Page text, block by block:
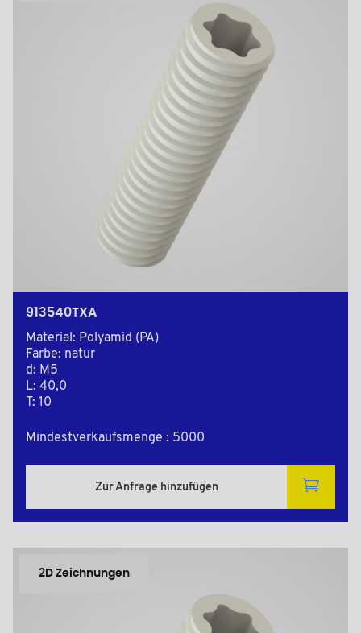
913540TXA
Material: Polyamid (PA)
Farbe: natur
d: M5
L: 40,0
T: 10
Mindestverkaufsmenge : 5000
Zur Anfrage hinzufügen
2D Zeichnungen